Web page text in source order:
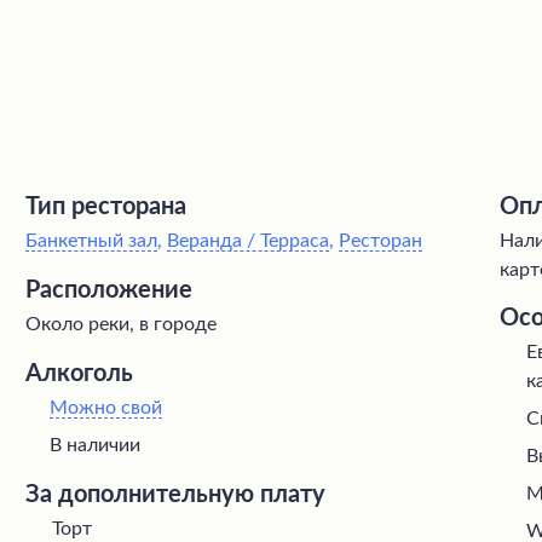
Тип ресторана
Банкетный зал, Веранда / Терраса, Ресторан
Расположение
Около реки, в городе
Алкоголь
Можно свой
В наличии
За дополнительную плату
Торт